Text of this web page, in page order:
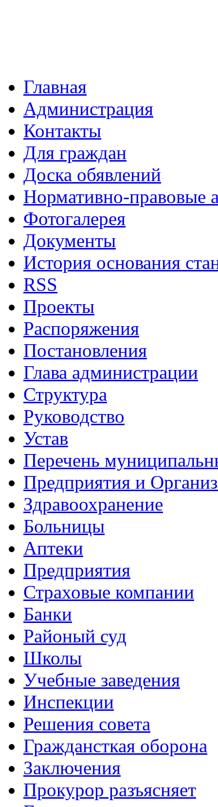
Главная
Администрация
Контакты
Для граждан
Доска обявлений
Нормативно-правовые
Фотогалерея
Документы
История основания
RSS
Проекты
Распоряжения
Постановления
Глава администрации
Структура
Руководство
Устав
Перечень
Предприятия и
Здравоохранение
Больницы
Аптеки
Предприятия
Страховые компании
Банки
Районый суд
Школы
Учебные заведения
Инспекции
Решения совета
Граждансткая оборона
Заключения
Прокурор разъясняет